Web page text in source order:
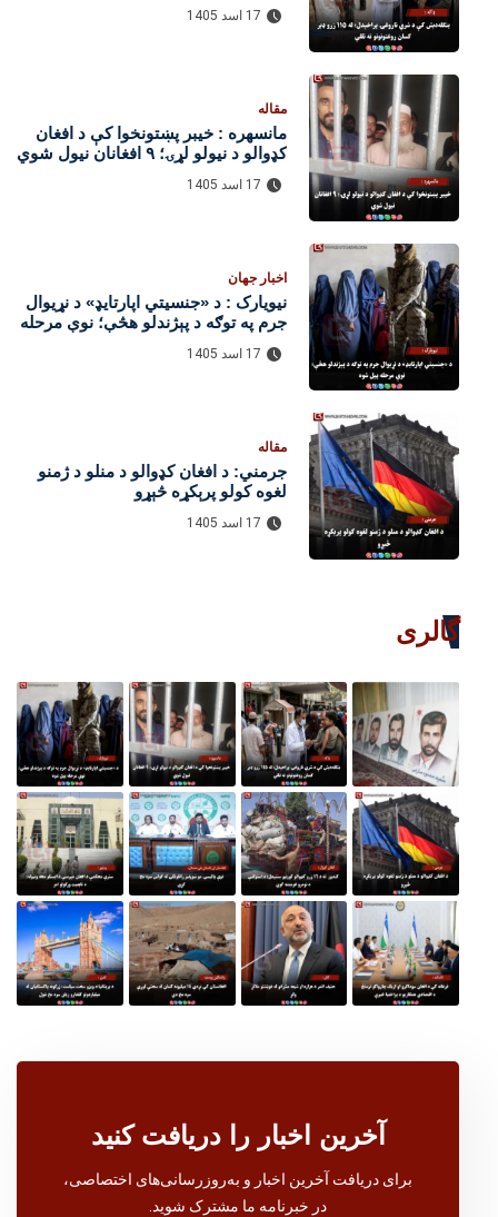
17 اسد 1405
مقاله
مانسهره : خیبر پښتونخوا کې د افغان
کډوالو د نیولو لړۍ؛ ۹ افغانان نیول شوي
17 اسد 1405
اخبار جهان
نیویارک : د «جنسیتي اپارتایډ» د نړیوال
جرم په توګه د پېژندلو هڅې؛ نوې مرحله
17 اسد 1405
مقاله
جرمني: د افغان کډوالو د منلو د ژمنو
لغوه کولو پرېکړه څېړو
17 اسد 1405
گالری
آخرین اخبار را دریافت کنید
برای دریافت آخرین اخبار و به‌روزرسانی‌های اختصاصی،
در خبرنامه ما مشترک شوید.